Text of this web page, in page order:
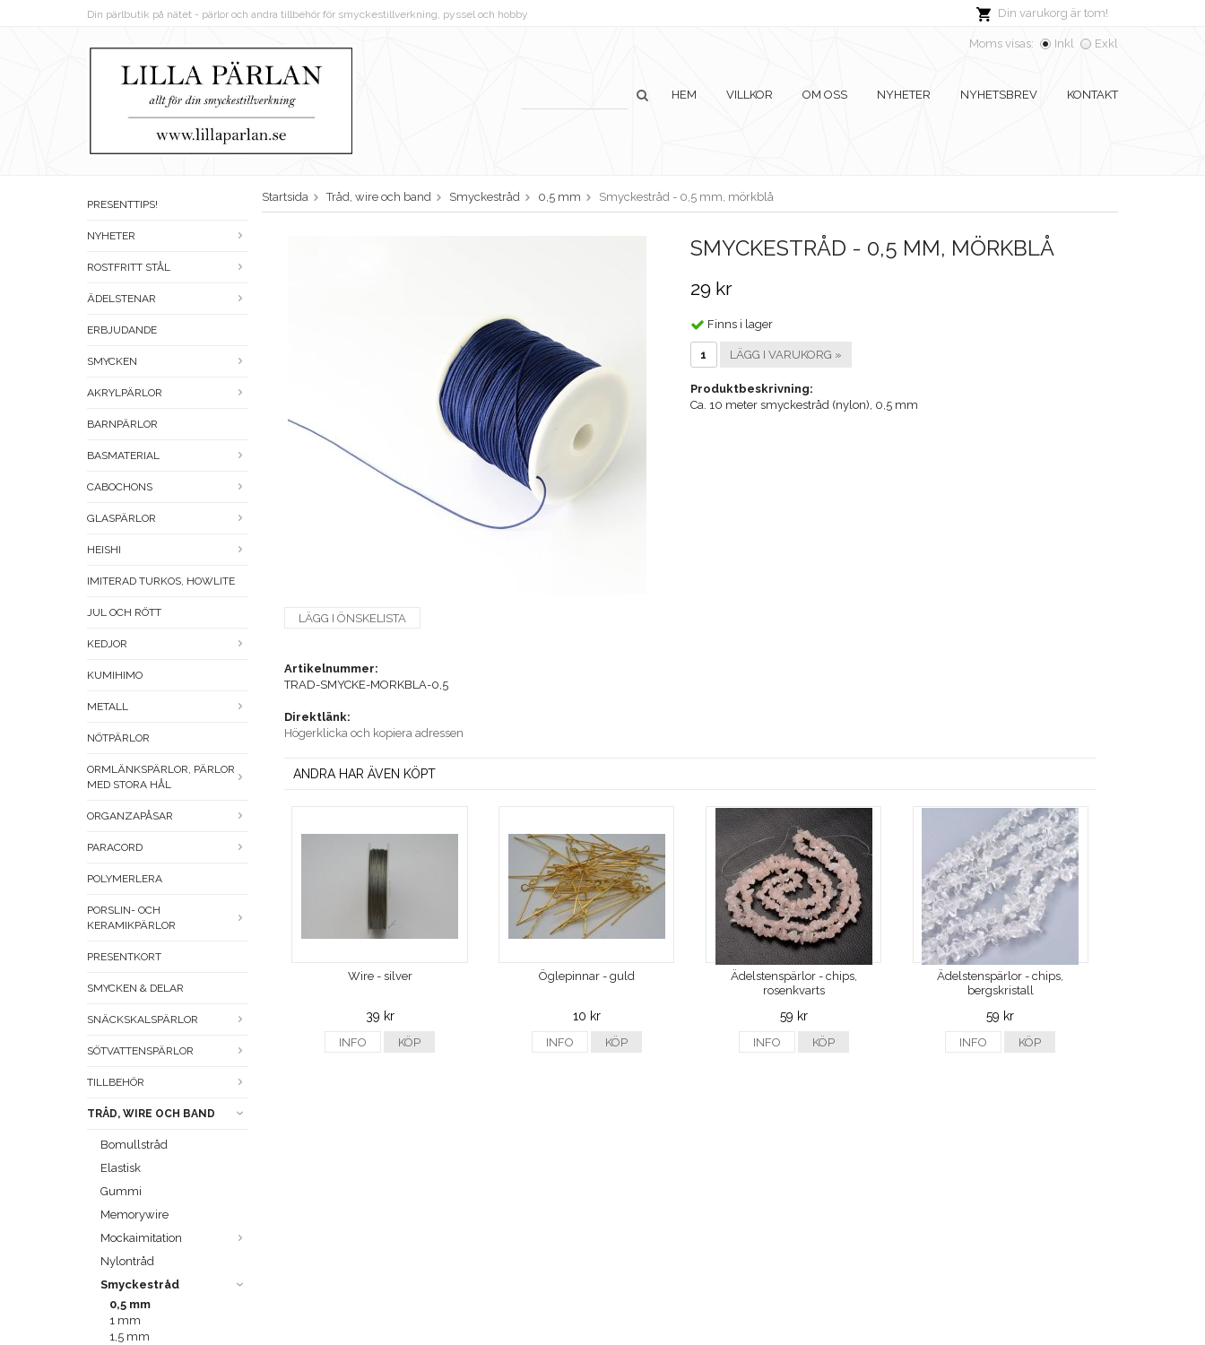
Din varukorg är tom!
Din pärlbutik på nätet - pärlor och andra tillbehör för smyckestillverkning, pyssel och hobby
Moms visas: Inkl Exkl
HEM VILLKOR OM OSS NYHETER NYHETSBREV KONTAKT
PRESENTTIPS!
NYHETER
ROSTFRITT STÅL
ÄDELSTENAR
ERBJUDANDE
SMYCKEN
AKRYLPÄRLOR
BARNPÄRLOR
BASMATERIAL
CABOCHONS
GLASPÄRLOR
HEISHI
IMITERAD TURKOS, HOWLITE
JUL OCH RÖTT
KEDJOR
KUMIHIMO
METALL
NÖTPÄRLOR
ORMLÄNKSPÄRLOR, PÄRLOR
MED STORA HÅL
ORGANZAPÅSAR
PARACORD
POLYMERLERA
PORSLIN- OCH
KERAMIKPÄRLOR
PRESENTKORT
SMYCKEN & DELAR
SNÄCKSKALSPÄRLOR
SÖTVATTENSPÄRLOR
TILLBEHÖR
TRÅD, WIRE OCH BAND
Bomullstråd
Elastisk
Gummi
Memorywire
Mockaimitation
Nylontråd
Smyckestråd
0,5 mm
1 mm
1,5 mm
Startsida Tråd, wire och band Smyckestråd 0,5 mm Smyckestråd - 0,5 mm, mörkblå
SMYCKESTRÅD - 0,5 MM, MÖRKBLÅ
29 kr
Finns i lager
LÄGG I VARUKORG »
Produktbeskrivning:
Ca. 10 meter smyckestråd (nylon), 0,5 mm
LÄGG I ÖNSKELISTA
Artikelnummer:
TRAD-SMYCKE-MORKBLA-0,5
Direktlänk:
Högerklicka och kopiera adressen
ANDRA HAR ÄVEN KÖPT
Wire - silver
39 kr
INFO KÖP
Öglepinnar - guld
10 kr
INFO KÖP
Ädelstenspärlor - chips,
rosenkvarts
59 kr
INFO KÖP
Ädelstenspärlor - chips,
bergskristall
59 kr
INFO KÖP